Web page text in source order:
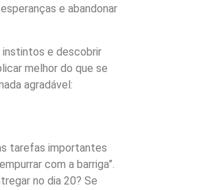
e abandonar
instintos e descobrir
melhor do que se
agradável:
tarefas importantes
com a barriga”.
no dia 20? Se